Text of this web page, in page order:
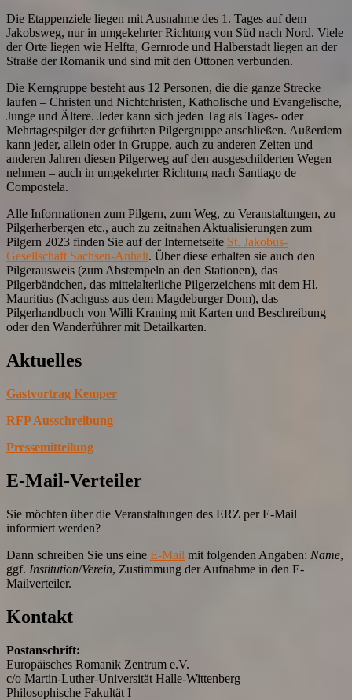
Die Etappenziele liegen mit Ausnahme des 1. Tages auf dem
Jakobsweg, nur in umgekehrter Richtung von Süd nach Nord. Viele
der Orte liegen wie Helfta, Gernrode und Halberstadt liegen an der
Straße der Romanik und sind mit den Ottonen verbunden.
Die Kerngruppe besteht aus 12 Personen, die die ganze Strecke
laufen – Christen und Nichtchristen, Katholische und Evangelische,
Junge und Ältere. Jeder kann sich jeden Tag als Tages- oder
Mehrtagespilger der geführten Pilgergruppe anschließen. Außerdem
kann jeder, allein oder in Gruppe, auch zu anderen Zeiten und
anderen Jahren diesen Pilgerweg auf den ausgeschilderten Wegen
nehmen – auch in umgekehrter Richtung nach Santiago de
Compostela.
Alle Informationen zum Pilgern, zum Weg, zu Veranstaltungen, zu
Pilgerherbergen etc., auch zu zeitnahen Aktualisierungen zum
Pilgern 2023 finden Sie auf der Internetseite St. Jakobus-
Gesellschaft Sachsen-Anhalt. Über diese erhalten sie auch den
Pilgerausweis (zum Abstempeln an den Stationen), das
Pilgerbändchen, das mittelalterliche Pilgerzeichens mit dem Hl.
Mauritius (Nachguss aus dem Magdeburger Dom), das
Pilgerhandbuch von Willi Kraning mit Karten und Beschreibung
oder den Wanderführer mit Detailkarten.
Aktuelles
Gastvortrag Kemper
RFP Ausschreibung
Pressemitteilung
E-Mail-Verteiler
Sie möchten über die Veranstaltungen des ERZ per E-Mail
informiert werden?
Dann schreiben Sie uns eine E-Mail mit folgenden Angaben: Name,
ggf. Institution/Verein, Zustimmung der Aufnahme in den E-
Mailverteiler.
Kontakt
Postanschrift:
Europäisches Romanik Zentrum e.V.
c/o Martin-Luther-Universität Halle-Wittenberg
Philosophische Fakultät I